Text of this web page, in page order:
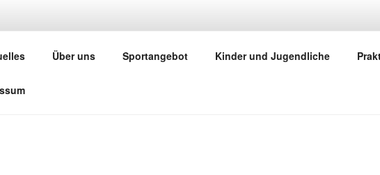
UND NATURFREUNDE
Über uns Sportangebot Kinder und Jugendliche